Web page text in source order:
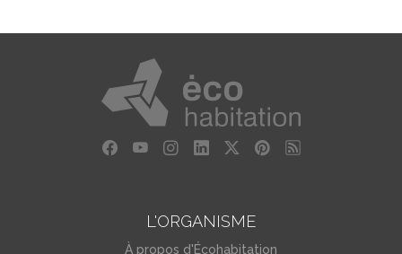
L'ORGANISME
À propos d'Écohabitation